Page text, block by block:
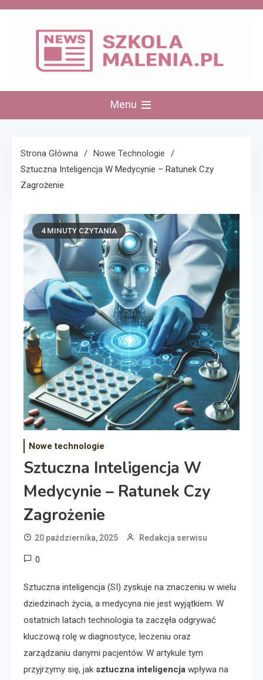
Skip
szkolamalenia.pl
Menu
Strona Główna
Nowe Technologie
Sztuczna Inteligencja W Medycynie – Ratunek Czy
Zagrożenie
4 MINUTY CZYTANIA
Nowe technologie
Sztuczna Inteligencja W
Medycynie – Ratunek Czy
Zagrożenie
20 października, 2025 Redakcja serwisu
0
Sztuczna inteligencja (SI) zyskuje na znaczeniu w wielu
dziedzinach życia, a medycyna nie jest wyjątkiem. W
ostatnich latach technologia ta zaczęła odgrywać
kluczową rolę w diagnostyce, leczeniu oraz
zarządzaniu danymi pacjentów. W artykule tym
przyjrzymy się, jak sztuczna inteligencja wpływa na